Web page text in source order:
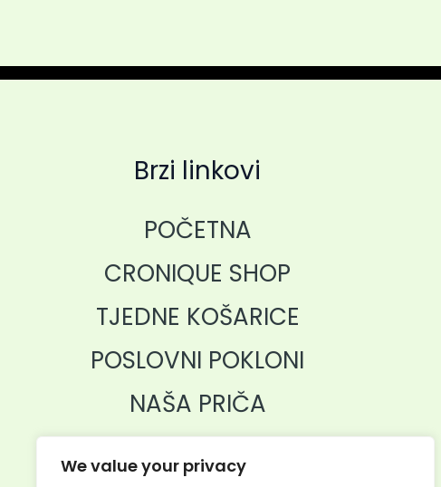
We value your privacy
Brzi linkovi
POČETNA
CRONIQUE SHOP
TJEDNE KOŠARICE
POSLOVNI POKLONI
NAŠA PRIČA
KONTAKT